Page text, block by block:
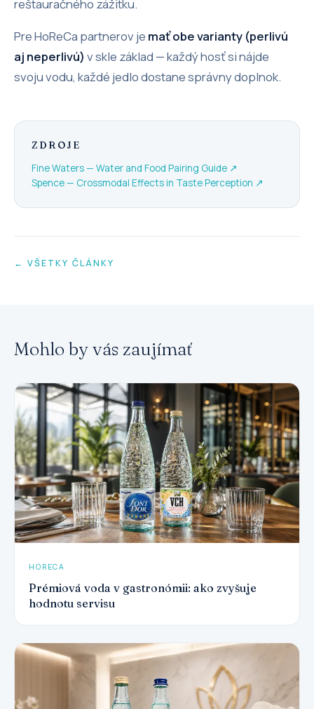
reštauračného zážitku.
Pre HoReCa partnerov je mať obe varianty (perlivú
aj neperlivú) v skle základ — každý hosť si nájde
svoju vodu, každé jedlo dostane správny doplnok.
ZDROJE
Fine Waters — Water and Food Pairing Guide ↗
Spence — Crossmodal Effects in Taste Perception ↗
← VŠETKY ČLÁNKY
Mohlo by vás zaujímať
HORECA
Prémiová voda v gastronómii: ako zvyšuje
hodnotu servisu